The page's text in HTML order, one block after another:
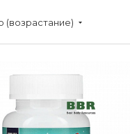
(возрастание)